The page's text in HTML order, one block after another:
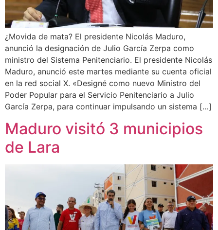
¿Movida de mata? El presidente Nicolás Maduro,
anunció la designación de Julio García Zerpa como
ministro del Sistema Penitenciario. El presidente Nicolás
Maduro, anunció este martes mediante su cuenta oficial
en la red social X. «Designé como nuevo Ministro del
Poder Popular para el Servicio Penitenciario a Julio
García Zerpa, para continuar impulsando un sistema […]
Maduro visitó 3 municipios
de Lara